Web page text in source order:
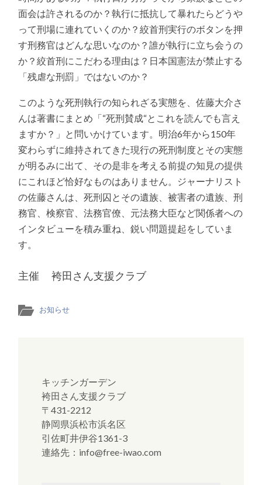
面会は許されるのか？執行に抵抗して暴れたらどうや
って刑場に連れていくのか？絞首刑実行のボタンを押
す刑務官はどんな思いなのか？誰が執行に立ち会うの
か？絞首刑にこだわる理由は？日本国憲法が禁止する
「残虐な刑罰」ではないのか？
このような死刑執行の知られざる実態を、佐藤大介さ
んは著書にまとめ「“死刑賛成“とこれを読んでも言え
ますか？」と問いかけています。明治6年から150年
変わらずに維持されてきた現行の死刑制度とその実態
が明るみに出て、その是非を考える前提の知見の提供
にこれほど恰好なものはありません。ジャーナリスト
の佐藤さんは、死刑囚とその遺族、被害者の遺族、刑
務官、検察官、法務官僚、元法務大臣など関係者への
インタビューを積み重ね、鋭い問題提起をしていま
す。
主催 袴田さん支援クラブ
お知らせ
キッチンガーデン
袴田さん支援クラブ
〒431-2212
静岡県浜松市浜名区
引佐町井伊谷1361-3
連絡先：info@free-iwao.com